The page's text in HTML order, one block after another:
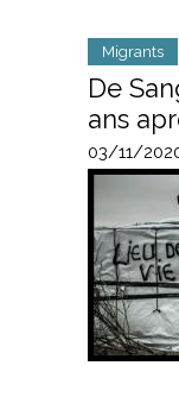
Migrants
De
ans
03/11/